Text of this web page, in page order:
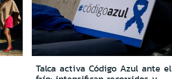
Talca activa Código Azul ante el